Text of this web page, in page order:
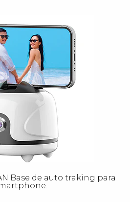
Base de auto traking para